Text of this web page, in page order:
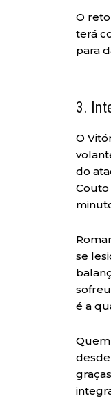
O
terá
para
3.
O
do
Couto
se
é a